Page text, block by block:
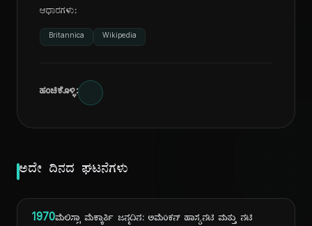
ಆಧಾರಗಳು:
Britannica Wikipedia
ಹಂಚಿಕೊಳ್ಳಿ:
ಅದೇ ದಿನದ ಘಟನೆಗಳು
1970ಮೆಲಿಸ್ಸಾ ಮೆಕ್ಕಾರ್ತಿ ಜನ್ಮದಿನ: ಅಮೆರಿಕನ್ ಹಾಸ್ಯನಟಿ ಮತ್ತು ನಟಿ